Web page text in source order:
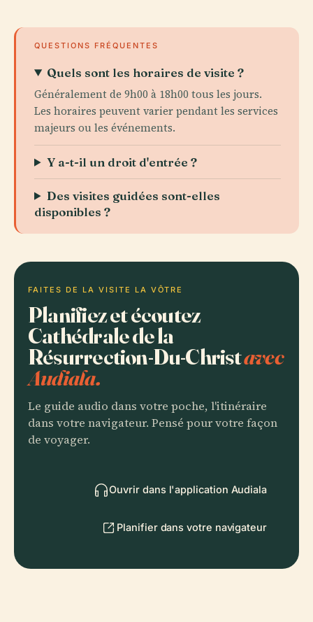
QUESTIONS FRÉQUENTES
Quels sont les horaires de visite ?
Généralement de 9h00 à 18h00 tous les jours.
Les horaires peuvent varier pendant les services
majeurs ou les événements.
Y a-t-il un droit d'entrée ?
Des visites guidées sont-elles
disponibles ?
FAITES DE LA VISITE LA VÔTRE
Planifiez et écoutez
Cathédrale de la
Résurrection-Du-Christavec
Audiala.
Le guide audio dans votre poche, l'itinéraire
dans votre navigateur. Pensé pour votre façon
de voyager.
Ouvrir dans l'application Audiala
Planifier dans votre navigateur